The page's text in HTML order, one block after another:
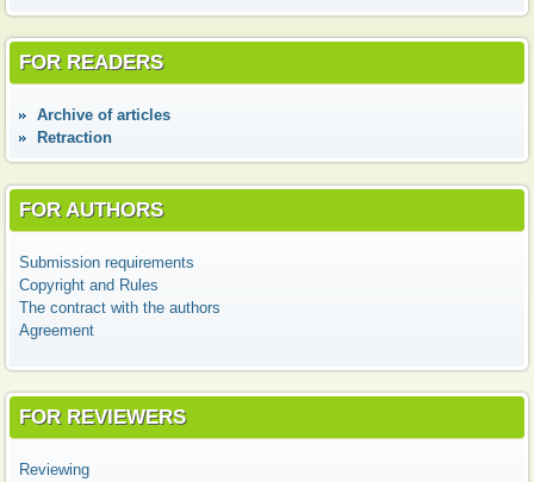
FOR READERS
Аrchive of articles
Retraction
FOR AUTHORS
Submission requirements
Copyright and Rules
The contract with the authors
Agreement
FOR REVIEWERS
Reviewing